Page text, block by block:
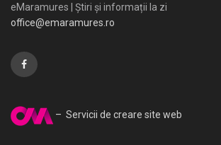
eMaramures | Știri și informații la zi
office@emaramures.ro
– Servicii de creare site web